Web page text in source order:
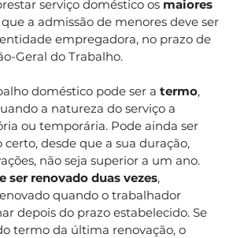
serviço doméstico os maiores
que a admissão de menores deve ser
empregadora, no prazo de
Geral do Trabalho.
doméstico pode ser a termo,
a natureza do serviço a
ou temporária. Pode ainda ser
desde que a sua duração,
não seja superior a um ano.
ser renovado duas vezes,
quando o trabalhador
depois do prazo estabelecido. Se
termo da última renovação, o